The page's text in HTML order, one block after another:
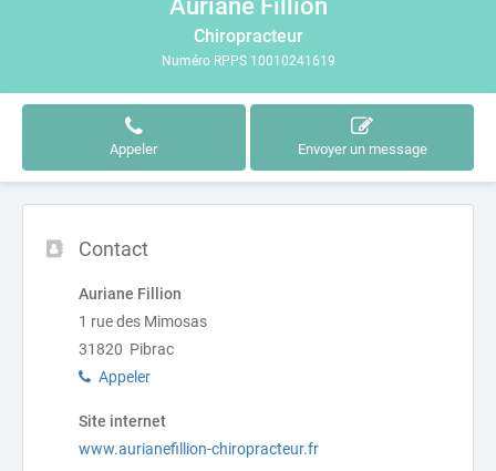
Auriane Fillion
Chiropracteur
Numéro RPPS 10010241619
Appeler Envoyer un message
Contact
Auriane Fillion
1 rue des Mimosas
31820 Pibrac
Appeler
Site internet
www.aurianefillion-chiropracteur.fr